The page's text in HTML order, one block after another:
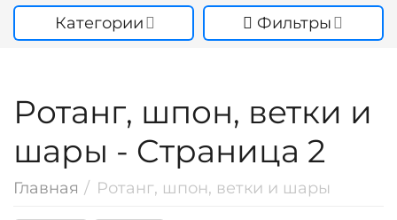
Категории Фильтры
Ротанг, шпон, ветки и
шары - Cтраница 2
Главная / Ротанг, шпон, ветки и шары